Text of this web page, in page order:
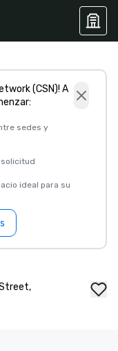
(CSN)! A
sedes y
ideal para su